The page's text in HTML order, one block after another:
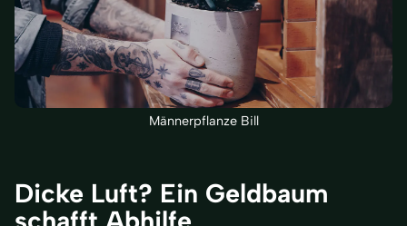
Männerpflanze Bill
Dicke Luft? Ein Geldbaum